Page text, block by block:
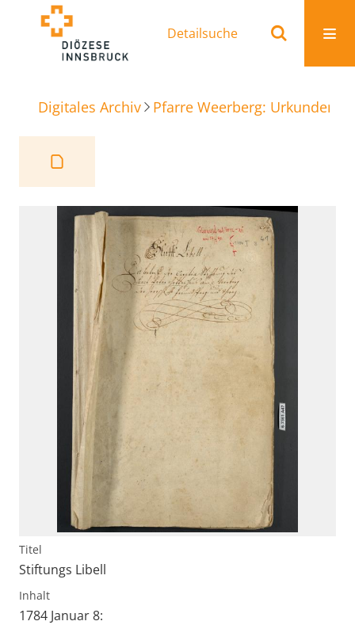
Detailsuche
Digitales Archiv Pfarre Weerberg: Urkunden
Titel
Stiftungs Libell
Inhalt
1784 Januar 8: